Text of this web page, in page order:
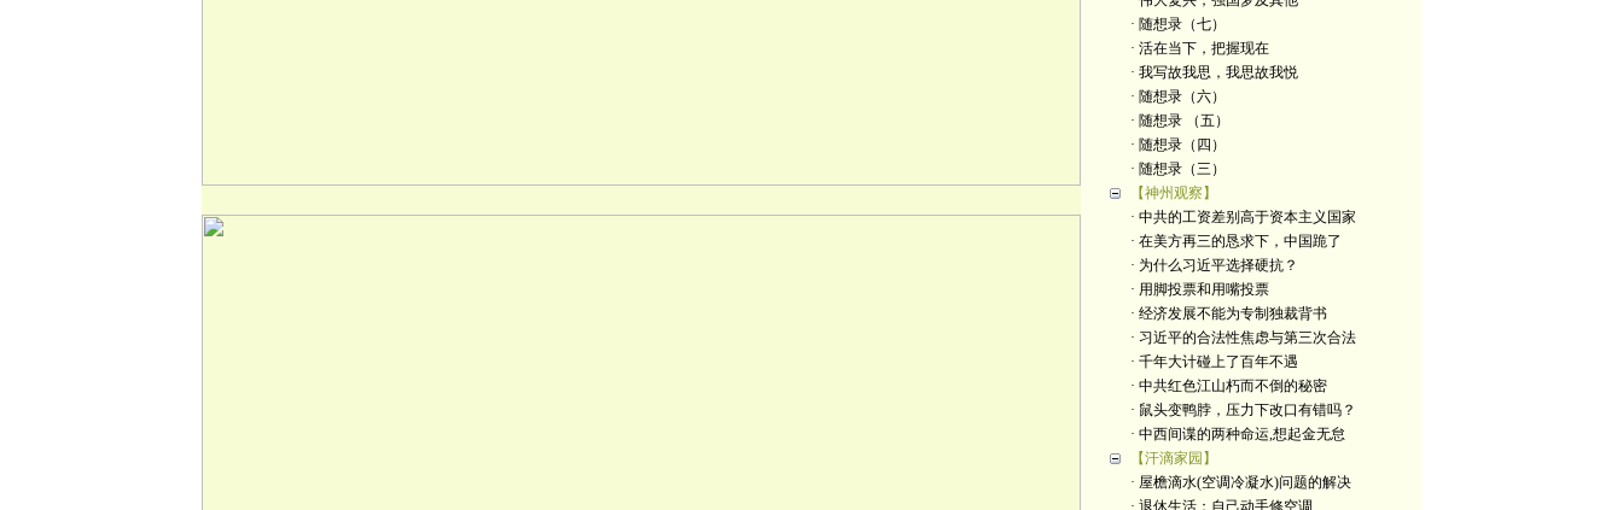
· 随想录（七）
· 活在当下，把握现在
· 我写故我思，我思故我悦
· 随想录（六）
· 随想录 （五）
· 随想录（四）
· 随想录（三）
【神州观察】
· 中共的工资差别高于资本主义国家
· 在美方再三的恳求下，中国跪了
· 为什么习近平选择硬抗？
· 用脚投票和用嘴投票
· 经济发展不能为专制独裁背书
· 习近平的合法性焦虑与第三次合法
· 千年大计碰上了百年不遇
· 中共红色江山朽而不倒的秘密
· 鼠头变鸭脖，压力下改口有错吗？
· 中西间谍的两种命运,想起金无怠
【汗滴家园】
· 屋檐滴水(空调冷凝水)问题的解决
· 退休生活：自己动手修空调